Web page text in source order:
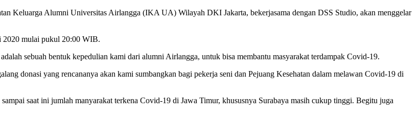
Keluarga Alumni Universitas Airlangga (IKA UA) Wilayah DKI Jakarta, bekerjasama dengan DSS Studio, akan menggelar
2020 mulai pukul 20:00 WIB.
sebuah bentuk kepedulian kami dari alumni Airlangga, untuk bisa membantu masyarakat terdampak Covid-19.
donasi yang rencananya akan kami sumbangkan bagi pekerja seni dan Pejuang Kesehatan dalam melawan Covid-19 di
saat ini jumlah manyarakat terkena Covid-19 di Jawa Timur, khususnya Surabaya masih cukup tinggi. Begitu juga